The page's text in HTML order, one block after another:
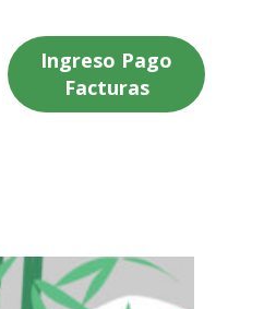
Ingreso Pago
Facturas